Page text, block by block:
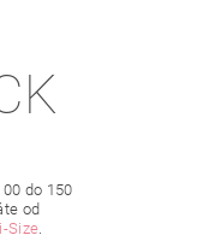
do 150
od
i-Size.